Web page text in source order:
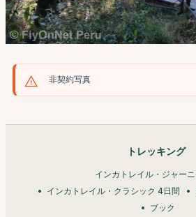
非契約写真
トレッキング
インカトレイル・ジャーニ
インカトレイル・クラシック 4日間
ブック